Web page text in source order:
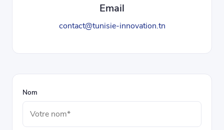
Email
contact@tunisie-innovation.tn
Nom